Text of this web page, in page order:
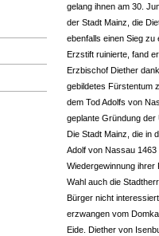
gelang ihnen am 30.
der Stadt Mainz, die
ebenfalls einen Sieg
Erzstift ruinierte, fand
Erzbischof Diether
gebildetes Fürstentum
dem Tod Adolfs von
geplante Gründung der
Die Stadt Mainz, die in
Adolf von Nassau
Wiedergewinnung
Wahl auch die
Bürger nicht
erzwangen vom
Eide. Diether von